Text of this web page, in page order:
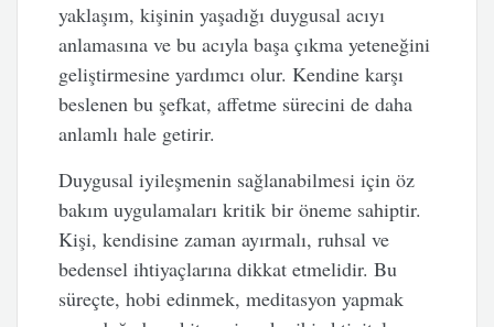
yaklaşım, kişinin yaşadığı duygusal acıyı
anlamasına ve bu acıyla başa çıkma yeteneğini
geliştirmesine yardımcı olur. Kendine karşı
beslenen bu şefkat, affetme sürecini de daha
anlamlı hale getirir.
Duygusal iyileşmenin sağlanabilmesi için öz
bakım uygulamaları kritik bir öneme sahiptir.
Kişi, kendisine zaman ayırmalı, ruhsal ve
bedensel ihtiyaçlarına dikkat etmelidir. Bu
süreçte, hobi edinmek, meditasyon yapmak